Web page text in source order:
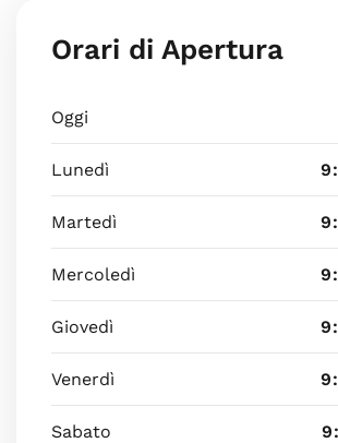
Orari di Apertura
Oggi
Lunedì
Martedì
Mercoledì
Giovedì
Venerdì
Sabato